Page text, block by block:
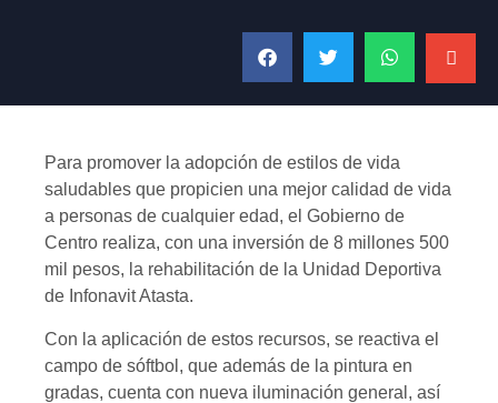
Para promover la adopción de estilos de vida
saludables que propicien una mejor calidad de vida
a personas de cualquier edad, el Gobierno de
Centro realiza, con una inversión de 8 millones 500
mil pesos, la rehabilitación de la Unidad Deportiva
de Infonavit Atasta.
Con la aplicación de estos recursos, se reactiva el
campo de sóftbol, que además de la pintura en
gradas, cuenta con nueva iluminación general, así